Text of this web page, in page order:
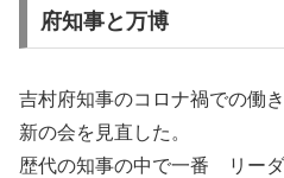
府知事と万博
吉村府知事のコロナ禍での働
新の会を見直した。
歴代の知事の中で一番 リー